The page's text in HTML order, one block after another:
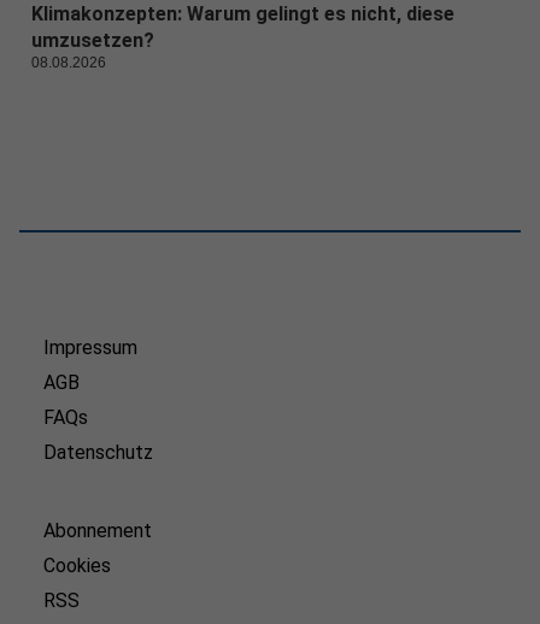
Klimakonzepten: Warum gelingt es nicht, diese
umzusetzen?
08.08.2026
Impressum
AGB
FAQs
Datenschutz
Abonnement
Cookies
RSS